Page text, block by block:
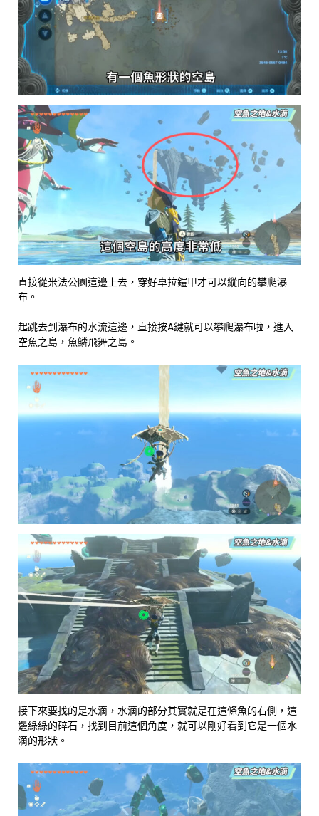
直接從米法公園這邊上去，穿好卓拉鎧甲才可以縱向的攀爬瀑
布。
起跳去到瀑布的水流這邊，直接按A鍵就可以攀爬瀑布啦，進入
空魚之島，魚鱗飛舞之島。
接下來要找的是水滴，水滴的部分其實就是在這條魚的右側，這
邊綠綠的碎石，找到目前這個角度，就可以剛好看到它是一個水
滴的形狀。